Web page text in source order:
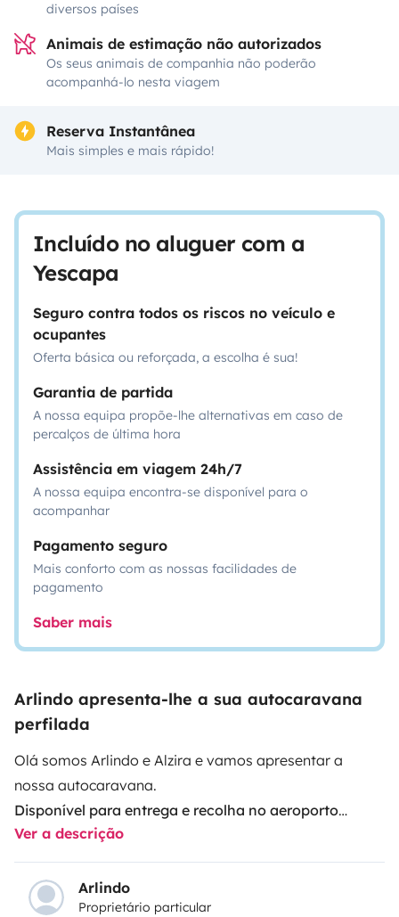
diversos países
Animais de estimação não autorizados
Os seus animais de companhia não poderão
acompanhá-lo nesta viagem
Reserva Instantânea
Mais simples e mais rápido!
Incluído no aluguer com a
Yescapa
Seguro contra todos os riscos no veículo e
ocupantes
Oferta básica ou reforçada, a escolha é sua!
Garantia de partida
A nossa equipa propõe-lhe alternativas em caso de
percalços de última hora
Assistência em viagem 24h/7
A nossa equipa encontra-se disponível para o
acompanhar
Pagamento seguro
Mais conforto com as nossas facilidades de
pagamento
Saber mais
Arlindo apresenta-lhe a sua autocaravana
perfilada
Olá somos Arlindo e Alzira e vamos apresentar a
nossa autocaravana.
Disponível para entrega e recolha no aeroporto
(Porto) mediante o pagamento de uma taxa.
Cabine
Ford ChallengerMotor 2.000 diesel 120CV
Ver a descrição
Arlindo
Proprietário particular